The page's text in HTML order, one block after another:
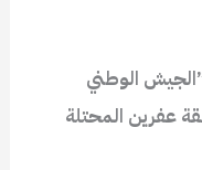
الوطني
عفرين المحتلة